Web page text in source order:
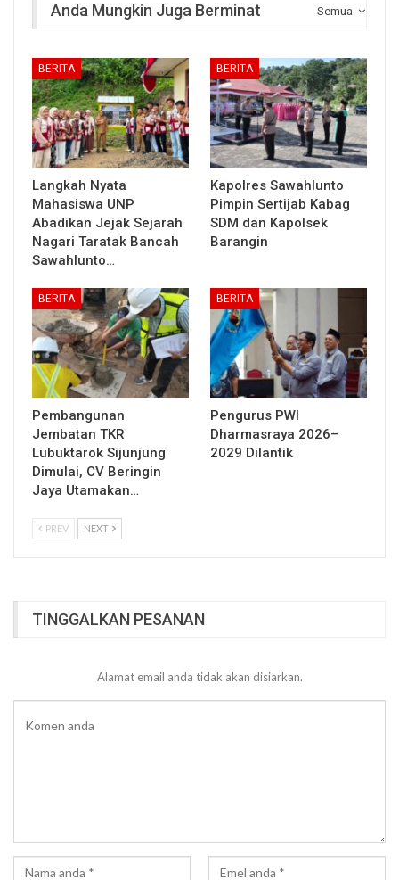
Semua
Anda Mungkin Juga Berminat
BERITA
Langkah Nyata
Mahasiswa UNP
Abadikan Jejak Sejarah
Nagari Taratak Bancah
Sawahlunto…
BERITA
Kapolres Sawahlunto
Pimpin Sertijab Kabag
SDM dan Kapolsek
Barangin
BERITA
Pembangunan
Jembatan TKR
Lubuktarok Sijunjung
Dimulai, CV Beringin
Jaya Utamakan…
BERITA
Pengurus PWI
Dharmasraya 2026–
2029 Dilantik
PREV NEXT
TINGGALKAN PESANAN
Alamat email anda tidak akan disiarkan.